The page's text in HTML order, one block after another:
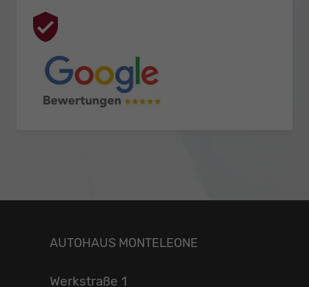
AUTOHAUS MONTELEONE
Werkstraße 1